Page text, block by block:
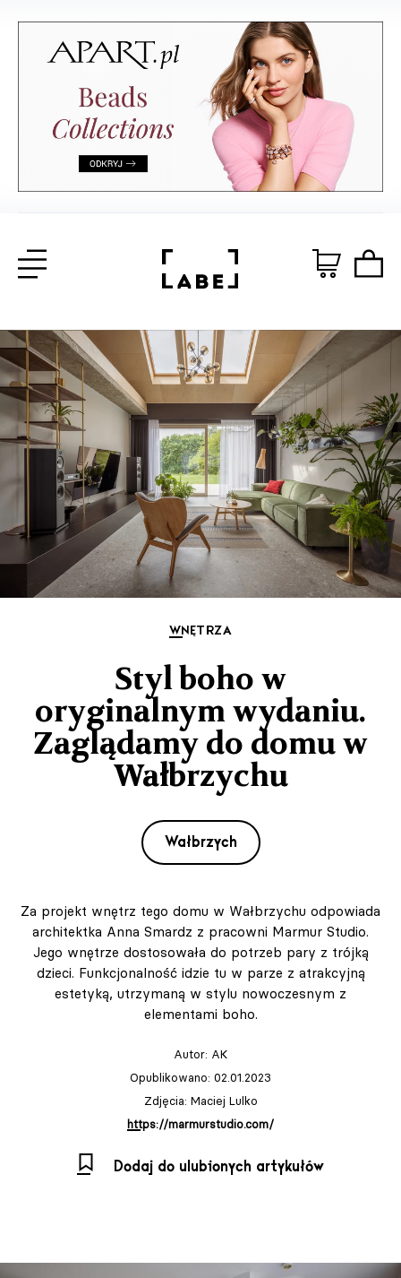
WNĘTRZA
Styl boho w
oryginalnym wydaniu.
Zaglądamy do domu w
Wałbrzychu
Wałbrzych
Za projekt wnętrz tego domu w Wałbrzychu odpowiada
architektka Anna Smardz z pracowni Marmur Studio.
Jego wnętrze dostosowała do potrzeb pary z trójką
dzieci. Funkcjonalność idzie tu w parze z atrakcyjną
estetyką, utrzymaną w stylu nowoczesnym z
elementami boho.
Autor: AK
Opublikowano: 02.01.2023
Zdjęcia: Maciej Lulko
https://marmurstudio.com/
Dodaj do ulubionych artykułów